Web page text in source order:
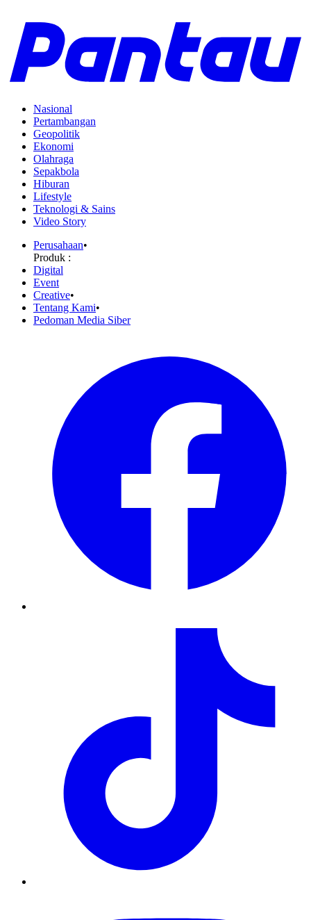
Nasional
Pertambangan
Geopolitik
Ekonomi
Olahraga
Sepakbola
Hiburan
Lifestyle
Teknologi & Sains
Video Story
Perusahaan•
Produk :
Digital
Event
Creative•
Tentang Kami•
Pedoman Media Siber